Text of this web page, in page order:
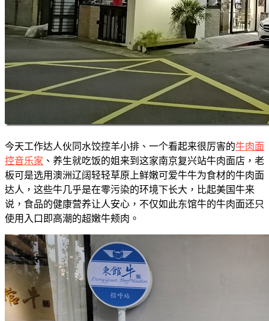
今天工作达人伙同水饺控羊小排、一个看起来很厉害的牛肉面
控音乐家 、养生就吃饭的姐来到这家南京复兴站牛肉面店，老
板可是选用澳洲辽阔轻轻草原上鲜嫩可爱牛牛为食材的牛肉面
达人，这些牛几乎是在零污染的环境下长大，比起美国牛来
说，食品的健康营养让人安心，不仅如此东馆牛的牛肉面还只
使用入口即高潮的超嫩牛颊肉。